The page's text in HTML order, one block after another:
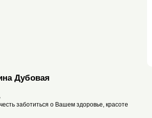
Дубовая
заботиться о Вашем здоровье, красоте